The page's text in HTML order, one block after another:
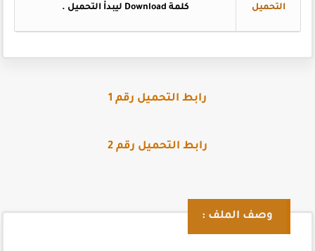
التحميل كلمة Download ليبدأ التحميل .
رابط التحميل رقم 1
رابط التحميل رقم 2
وصف الملف :